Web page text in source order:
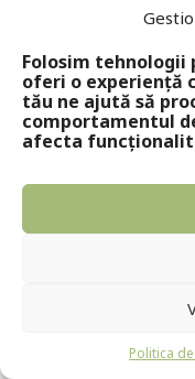
Folosim tehnologii
oferi o experiență
tău ne ajută să
comportamentul
afecta
Politica
Adaugă
Folosiți un limbaj
obligatorii sunt